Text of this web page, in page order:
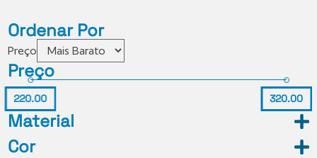
Ordenar Por
Preço
Preço
220.00 320.00
Material
Cor